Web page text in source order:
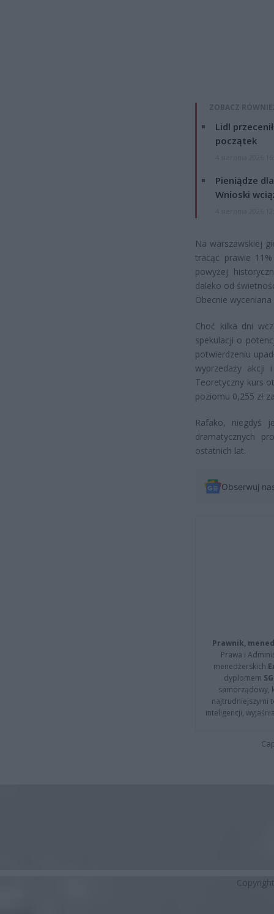
ZOBACZ
Lidl
początek
Pieniądze
Wnioski
Na warszawskiej
tracąc prawie
powyżej
daleko od
Obecnie
Choć kilka dni
spekulacji o
potwierdzeniu
wyprzedaży akcji
Teoretyczny kurs
poziomu 0,255 zł
Rafako, niegdyś
dramatycznych
ostatnich lat.
Obserwuj
Prawnik,
Prawa i
menedżerskich
dyplomem
samorządowy,
najtrudniejszymi
inteligencji,